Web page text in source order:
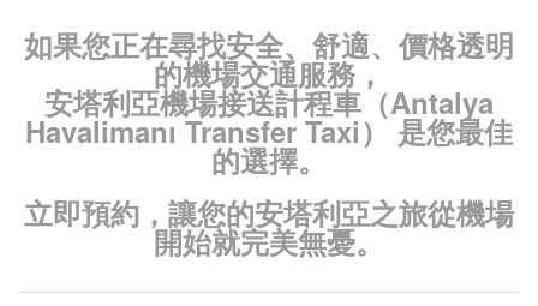
如果您正在尋找安全、舒適、價格透明
的機場交通服務，
安塔利亞機場接送計程車（Antalya
Havalimanı Transfer Taxi） 是您最佳
的選擇。
立即預約，讓您的安塔利亞之旅從機場
開始就完美無憂。